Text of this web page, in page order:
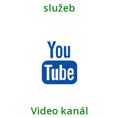
služeb
Video kanál